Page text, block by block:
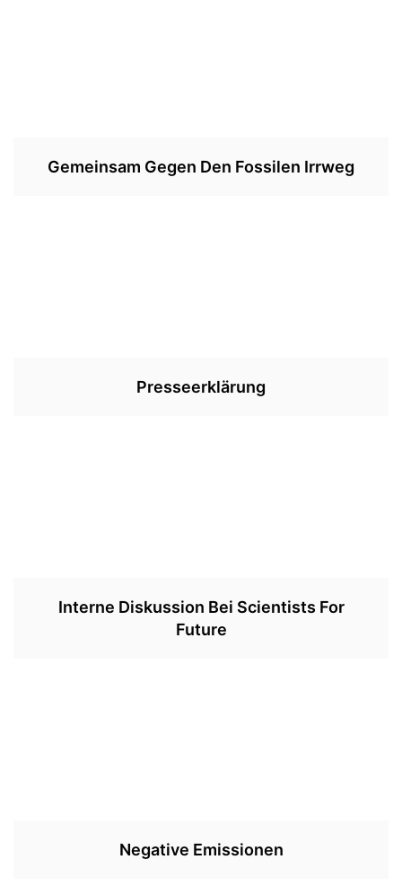
Gemeinsam Gegen Den Fossilen Irrweg
Presseerklärung
Interne Diskussion Bei Scientists For
Future
Negative Emissionen